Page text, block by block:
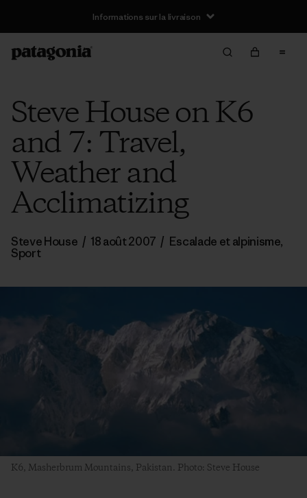
Informations sur la livraison
Steve House on K6
and 7: Travel,
Weather and
Acclimatizing
Steve House / 18 août 2007 / Escalade et alpinisme,
Sport
K6, Masherbrum Mountains, Pakistan. Photo: Steve House